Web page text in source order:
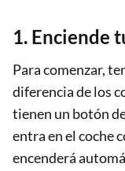
1. Enciende
Para comenzar,
diferencia de los
tienen un botón
entra en el coche
encenderá